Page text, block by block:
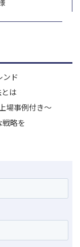
ンド
は
場事例付き～
戦略を